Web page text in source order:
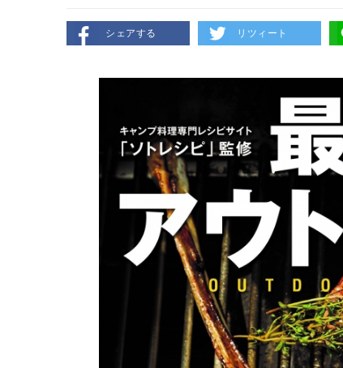
シェアする リツィート